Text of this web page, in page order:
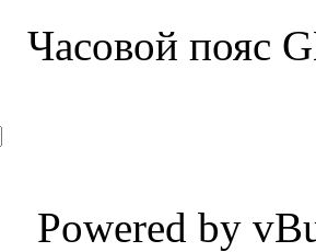
Часовой пояс
Powered by